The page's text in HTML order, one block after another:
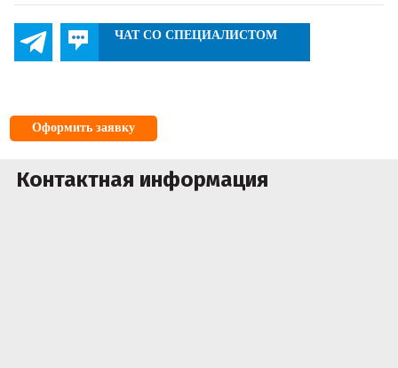
ЧАТ СО СПЕЦИАЛИСТОМ
Оформить заявку
Контактная информация